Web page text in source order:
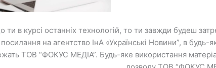
ти в курсі останніх технологій, то ти завжди будеш
на агентство ІнА «Українські Новини”, в будь-
ТОВ “ФОКУС МЕДІА”. Будь-яке використання